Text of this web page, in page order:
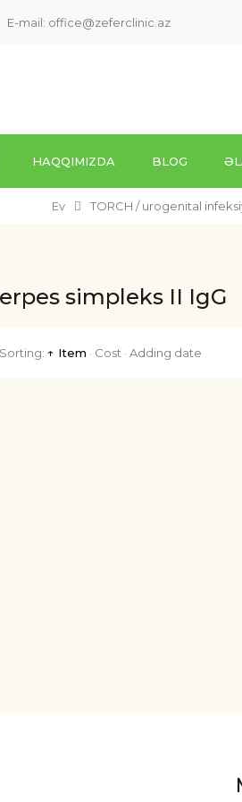
E-mail: office@zeferclinic.az
HAQQIMIZDA BLOG
Ev TORCH / urogenital
simpleks II IgG
Sorting:↑ Item · Cost ·Adding date